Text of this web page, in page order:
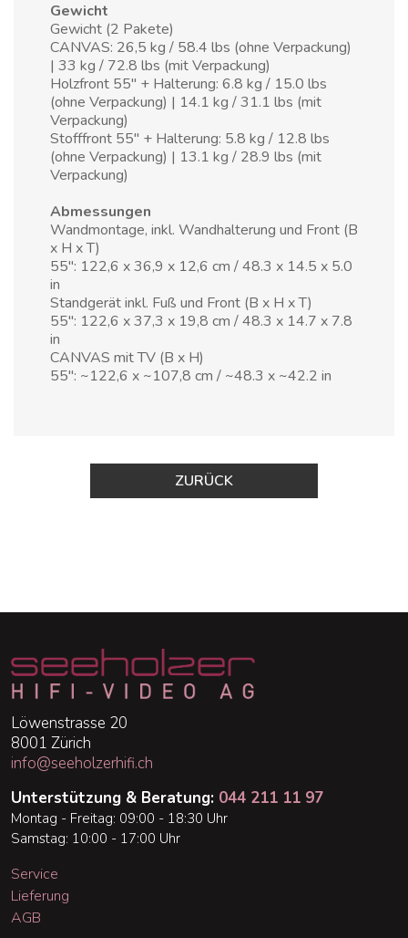
Gewicht
Gewicht (2 Pakete)
CANVAS: 26,5 kg / 58.4 lbs (ohne Verpackung)
| 33 kg / 72.8 lbs (mit Verpackung)
Holzfront 55" + Halterung: 6.8 kg / 15.0 lbs
(ohne Verpackung) | 14.1 kg / 31.1 lbs (mit
Verpackung)
Stofffront 55" + Halterung: 5.8 kg / 12.8 lbs
(ohne Verpackung) | 13.1 kg / 28.9 lbs (mit
Verpackung)
Abmessungen
Wandmontage, inkl. Wandhalterung und Front (B
x H x T)
55": 122,6 x 36,9 x 12,6 cm / 48.3 x 14.5 x 5.0
in
Standgerät inkl. Fuß und Front (B x H x T)
55": 122,6 x 37,3 x 19,8 cm / 48.3 x 14.7 x 7.8
in
CANVAS mit TV (B x H)
55": ~122,6 x ~107,8 cm / ~48.3 x ~42.2 in
ZURÜCK
Löwenstrasse 20
8001 Zürich
info@seeholzerhifi.ch
Unterstützung & Beratung: 044 211 11 97
Montag - Freitag: 09:00 - 18:30 Uhr
Samstag: 10:00 - 17:00 Uhr
Service
Lieferung
AGB